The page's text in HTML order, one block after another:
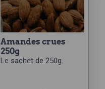
amandes crues
250g
Le sachet de 250g.